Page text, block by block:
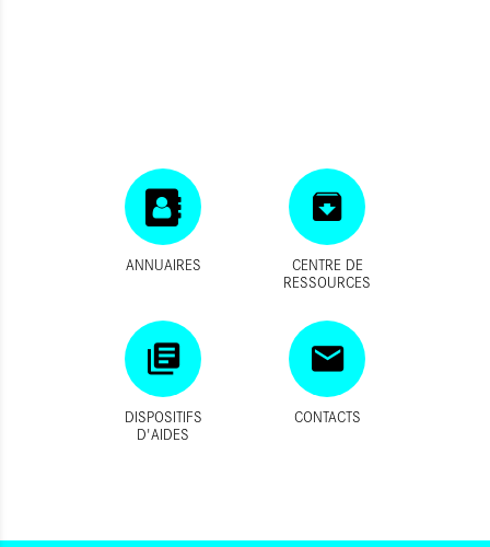
ANNUAIRES
CENTRE DE
RESSOURCES
DISPOSITIFS
D'AIDES
CONTACTS